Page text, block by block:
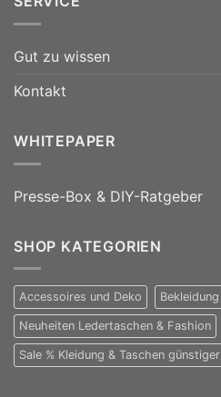
Gut zu wissen
Kontakt
WHITEPAPER
Presse-Box & DIY-Ratgeber
SHOP KATEGORIEN
Accessoires und Deko Bekleidung
Neuheiten Ledertaschen & Fashion
Sale % Kleidung & Taschen günstiger